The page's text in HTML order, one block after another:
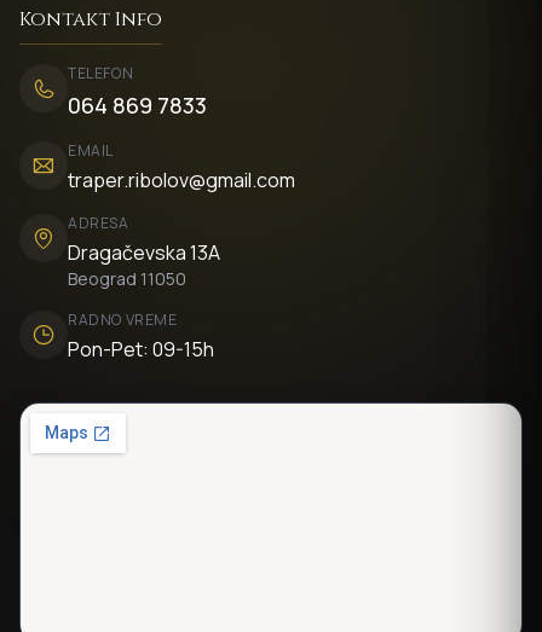
Kontakt Info
TELEFON
064 869 7833
EMAIL
traper.ribolov@gmail.com
ADRESA
Dragačevska 13A
Beograd 11050
RADNO VREME
Pon-Pet: 09-15h